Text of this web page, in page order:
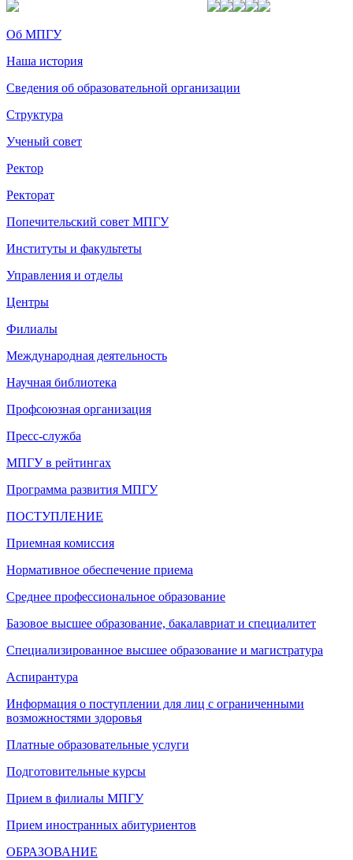
Об МПГУ
Наша история
Сведения об образовательной организации
Структура
Ученый совет
Ректор
Ректорат
Попечительский совет МПГУ
Институты и факультеты
Управления и отделы
Центры
Филиалы
Международная деятельность
Научная библиотека
Профсоюзная организация
Пресс-служба
МПГУ в рейтингах
Программа развития МПГУ
ПОСТУПЛЕНИЕ
Приемная комиссия
Нормативное обеспечение приема
Среднее профессиональное образование
Базовое высшее образование, бакалавриат и специалитет
Специализированное высшее образование и магистратура
Аспирантура
Информация о поступлении для лиц с ограниченными
возможностями здоровья
Платные образовательные услуги
Подготовительные курсы
Прием в филиалы МПГУ
Прием иностранных абитуриентов
ОБРАЗОВАНИЕ